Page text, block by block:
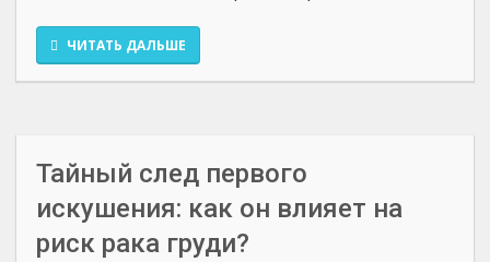
ЧИТАТЬ ДАЛЬШЕ
Тайный след первого
искушения: как он влияет на
риск рака груди?